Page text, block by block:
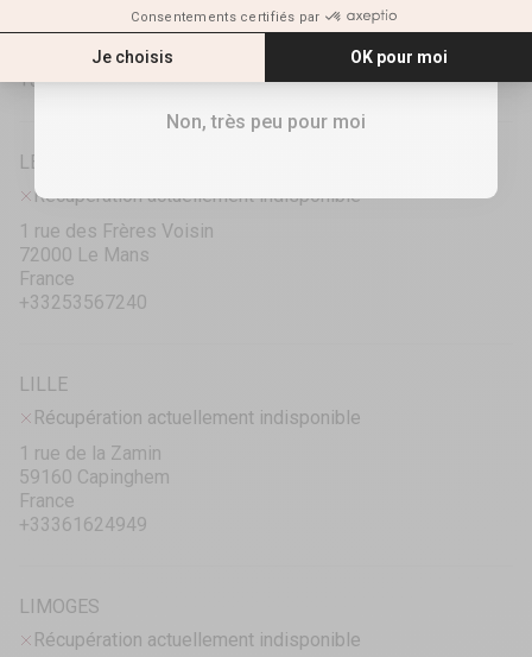
ZAC des Ormeaux
17690 Angoulins
+33586107040
LE MANS
Récupération actuellement indisponible
1 rue des Frères Voisin
72000 Le Mans
France
+33253567240
LILLE
Récupération actuellement indisponible
1 rue de la Zamin
59160 Capinghem
France
+33361624949
LIMOGES
Récupération actuellement indisponible
RECEVOIR MES 10%
Non, très peu pour moi